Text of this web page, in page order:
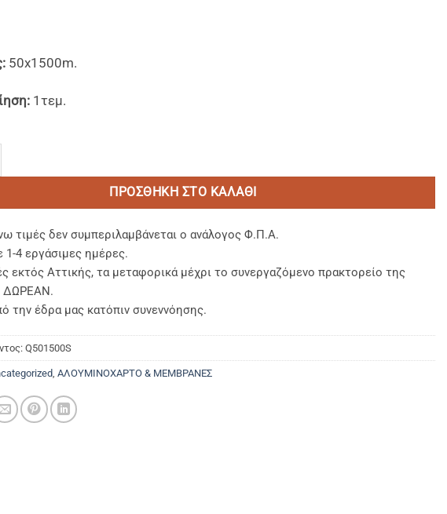
50x1500m.
1τεμ.
ΠΡΟΣΘΉΚΗ ΣΤΟ ΚΑΛΆΘΙ
τιμές δεν συμπεριλαμβάνεται ο ανάλογος Φ.Π.Α.
4 εργάσιμες ημέρες.
εκτός Αττικής, τα μεταφορικά μέχρι το συνεργαζόμενο πρακτορείο της
ΔΩΡΕΑΝ.
την έδρα μας κατόπιν συνεννόησης.
Q501500S
ΑΛΟΥΜΙΝΟΧΑΡΤΟ & ΜΕΜΒΡΑΝΕΣ